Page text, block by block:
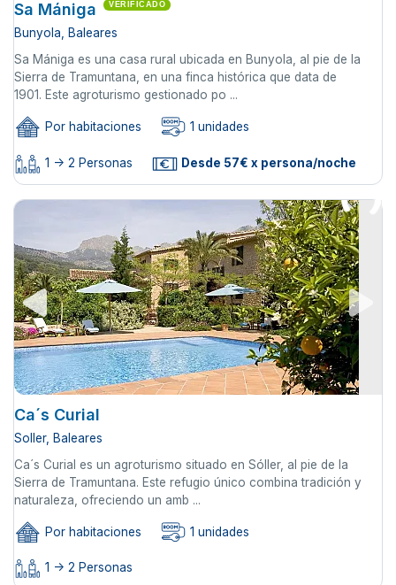
Sa Mániga VERIFICADO
Bunyola, Baleares
Sa Mániga es una casa rural ubicada en Bunyola, al pie de la
Sierra de Tramuntana, en una finca histórica que data de
1901. Este agroturismo gestionado po ...
Por habitaciones 1 unidades
1 -> 2 Personas Desde 57€ x persona/noche
Ca´s Curial
Soller, Baleares
Ca´s Curial es un agroturismo situado en Sóller, al pie de la
Sierra de Tramuntana. Este refugio único combina tradición y
naturaleza, ofreciendo un amb ...
Por habitaciones 1 unidades
1 -> 2 Personas